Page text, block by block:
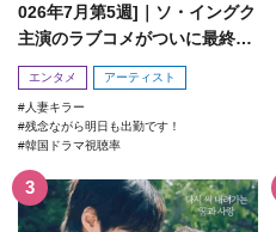
026年7月第5週]｜ソ・イングク
主演のラブコメがついに最終
回！
エンタメ アーティスト
人妻キラー
残念ながら明日も出勤です！
韓国ドラマ視聴率